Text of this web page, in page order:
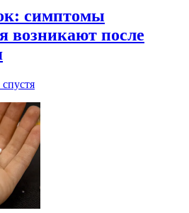
симптомы
возникают после
спустя